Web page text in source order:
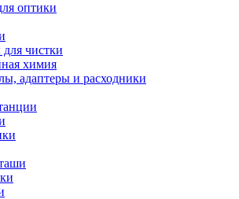
оптики
чистки
химия
адаптеры и расходники